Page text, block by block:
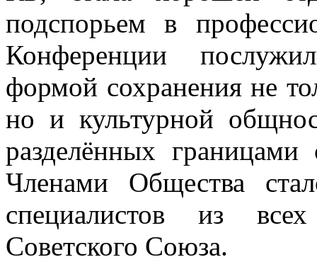
подспорьем в
Конференции
формой сохранения не
но и культурной
разделённых границами
Членами Общества
специалистов из
Советского Союза.